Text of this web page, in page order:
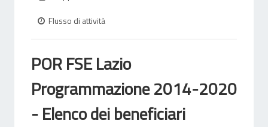
Flusso di attività
POR FSE Lazio
Programmazione 2014-2020
- Elenco dei beneficiari